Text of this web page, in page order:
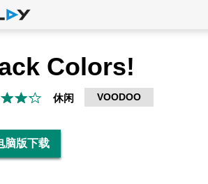
Colors!
休闲 VOODOO
脑版下载